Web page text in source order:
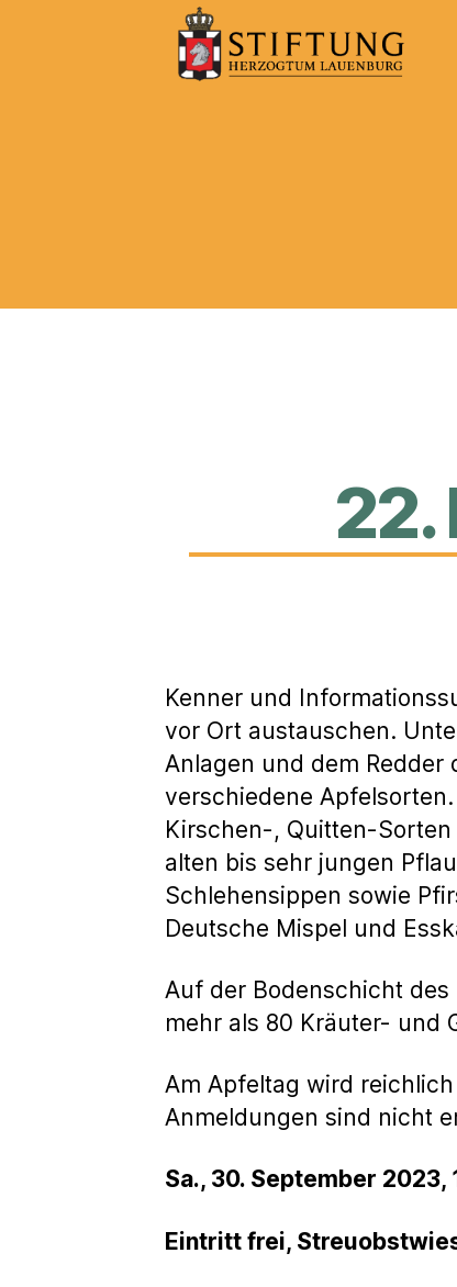
22.
Kenner und
vor Ort austauschen.
Anlagen und dem
verschiedene
Kirschen-, Quitten-
alten bis sehr jungen
Schlehensippen sowie
Deutsche Mispel und
Auf der Bodenschicht
mehr als 80 Kräuter- und
Am Apfeltag wird
Anmeldungen sind nicht
Sa., 30. September 2023,
Eintritt frei,